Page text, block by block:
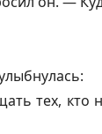
тех, кто